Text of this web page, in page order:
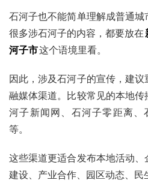
石河子也不能简单理解成普通城
很多涉石河子的内容，都要放在
河子市这个语境里看。
因此，涉及石河子的宣传，建
融媒体渠道。比较常见的本地
河子新闻网、石河子零距离、
等。
这些渠道更适合发布本地活动
建设、产业合作、园区动态、民